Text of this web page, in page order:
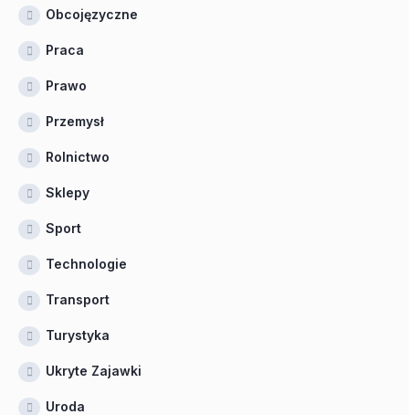
Obcojęzyczne
Praca
Prawo
Przemysł
Rolnictwo
Sklepy
Sport
Technologie
Transport
Turystyka
Ukryte Zajawki
Uroda